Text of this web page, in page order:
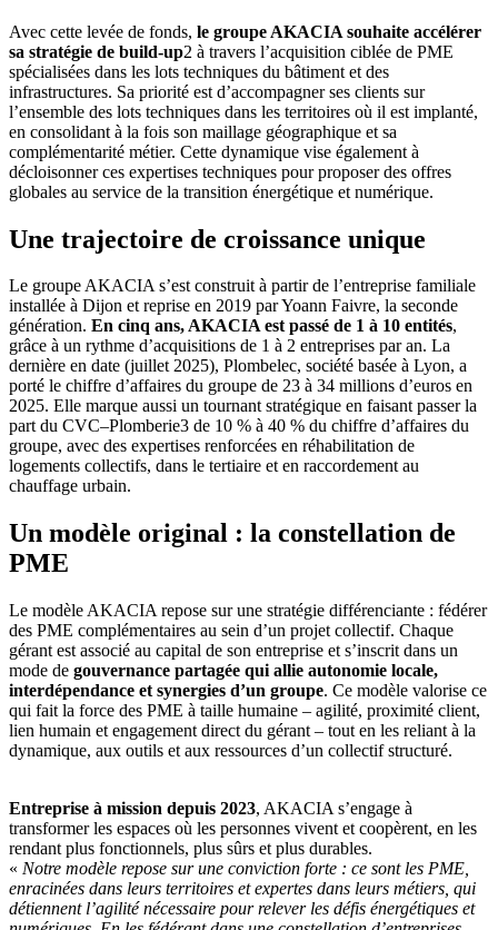
Avec cette levée de fonds, le groupe AKACIA souhaite accélérer
sa stratégie de build-up2 à travers l’acquisition ciblée de PME
spécialisées dans les lots techniques du bâtiment et des
infrastructures. Sa priorité est d’accompagner ses clients sur
l’ensemble des lots techniques dans les territoires où il est implanté,
en consolidant à la fois son maillage géographique et sa
complémentarité métier. Cette dynamique vise également à
décloisonner ces expertises techniques pour proposer des offres
globales au service de la transition énergétique et numérique.
Une trajectoire de croissance unique
Le groupe AKACIA s’est construit à partir de l’entreprise familiale
installée à Dijon et reprise en 2019 par Yoann Faivre, la seconde
génération. En cinq ans, AKACIA est passé de 1 à 10 entités,
grâce à un rythme d’acquisitions de 1 à 2 entreprises par an. La
dernière en date (juillet 2025), Plombelec, société basée à Lyon, a
porté le chiffre d’affaires du groupe de 23 à 34 millions d’euros en
2025. Elle marque aussi un tournant stratégique en faisant passer la
part du CVC–Plomberie3 de 10 % à 40 % du chiffre d’affaires du
groupe, avec des expertises renforcées en réhabilitation de
logements collectifs, dans le tertiaire et en raccordement au
chauffage urbain.
Un modèle original : la constellation de
PME
Le modèle AKACIA repose sur une stratégie différenciante : fédérer
des PME complémentaires au sein d’un projet collectif. Chaque
gérant est associé au capital de son entreprise et s’inscrit dans un
mode de gouvernance partagée qui allie autonomie locale,
interdépendance et synergies d’un groupe. Ce modèle valorise ce
qui fait la force des PME à taille humaine – agilité, proximité client,
lien humain et engagement direct du gérant – tout en les reliant à la
dynamique, aux outils et aux ressources d’un collectif structuré.
Entreprise à mission depuis 2023, AKACIA s’engage à
transformer les espaces où les personnes vivent et coopèrent, en les
rendant plus fonctionnels, plus sûrs et plus durables.
« Notre modèle repose sur une conviction forte : ce sont les PME,
enracinées dans leurs territoires et expertes dans leurs métiers, qui
détiennent l’agilité nécessaire pour relever les défis énergétiques et